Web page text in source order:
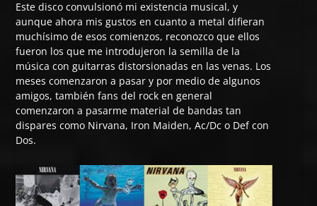
Este disco convulsionó mi existencia musical, y
aunque ahora mis gustos en cuanto a metal difieran
muchísimo de esos comienzos, reconozco que ellos
fueron los que me introdujeron la semilla de la
música con guitarras distorsionadas en las venas. Los
meses comenzaron a pasar y por medio de algunos
amigos, también fans del rock en general
comenzaron a pasarme material de bandas tan
dispares como Nirvana, Iron Maiden, Ac/Dc o Def con
Dos.